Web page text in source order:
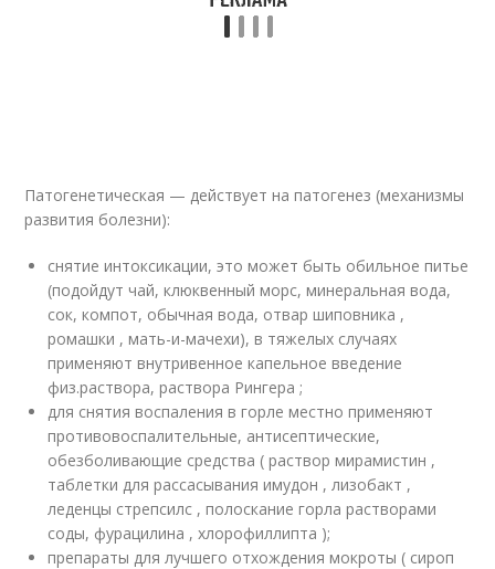
Патогенетическая — действует на патогенез (механизмы
развития болезни):
снятие интоксикации, это может быть обильное питье
(подойдут чай, клюквенный морс, минеральная вода,
сок, компот, обычная вода, отвар шиповника ,
ромашки , мать-и-мачехи), в тяжелых случаях
применяют внутривенное капельное введение
физ.раствора, раствора Рингера ;
для снятия воспаления в горле местно применяют
противовоспалительные, антисептические,
обезболивающие средства ( раствор мирамистин ,
таблетки для рассасывания имудон , лизобакт ,
леденцы стрепсилс , полоскание горла растворами
соды, фурацилина , хлорофиллипта );
препараты для лучшего отхождения мокроты ( сироп